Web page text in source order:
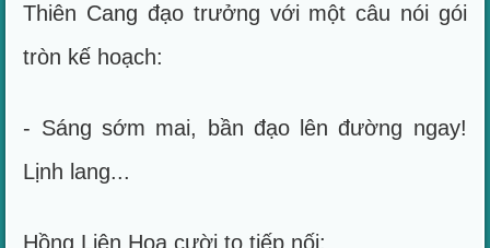
Thiên Cang đạo trưởng với một câu nói gói
tròn kế hoạch:
- Sáng sớm mai, bần đạo lên đường ngay!
Lịnh lang...
Hồng Liên Hoa cười to tiếp nối: